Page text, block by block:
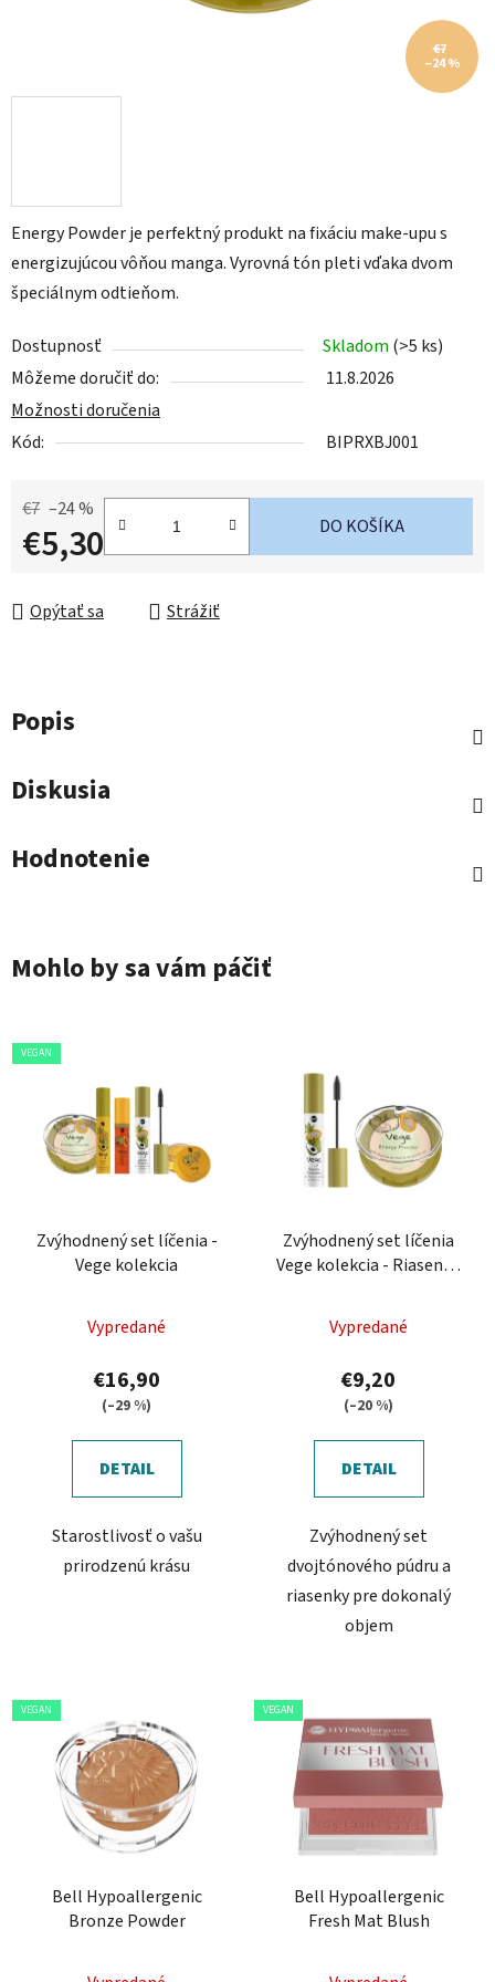
Energy Powder je perfektný produkt na fixáciu make-upu s
energizujúcou vôňou manga. Vyrovná tón pleti vďaka dvom
špeciálnym odtieňom.
Dostupnosť Skladom (>5 ks)
Môžeme doručiť do:
11.8.2026
Možnosti doručenia
Kód:
BIPRXBJ001
€7 –24 %
€5,30 DO KOŠÍKA
Opýtať sa Strážiť
€7
–24 %
Popis
Diskusia
Hodnotenie
Mohlo by sa vám páčiť
VEGAN
Zvýhodnený set líčenia -
Vege kolekcia
Vypredané
€16,90
(–29 %)
DETAIL
Starostlivosť o vašu
prirodzenú krásu
Zvýhodnený set líčenia
Vege kolekcia - Riasenka
Vypredané
€9,20
(–20 %)
DETAIL
Zvýhodnený set
dvojtónového púdru a
riasenky pre dokonalý
objem
VEGAN
Bell Hypoallergenic
Bronze Powder
VEGAN
Bell Hypoallergenic
Fresh Mat Blush